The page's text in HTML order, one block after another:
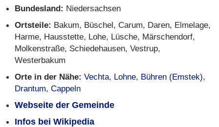
Bundesland: Niedersachsen
Ortsteile: Bakum, Büschel, Carum, Daren, Elmelage,
Harme, Hausstette, Lohe, Lüsche, Märschendorf,
Molkenstraße, Schiedehausen, Vestrup,
Westerbakum
Orte in der Nähe: Vechta, Lohne, Bühren (Emstek),
Drantum, Cappeln
Webseite der Gemeinde
Infos bei Wikipedia